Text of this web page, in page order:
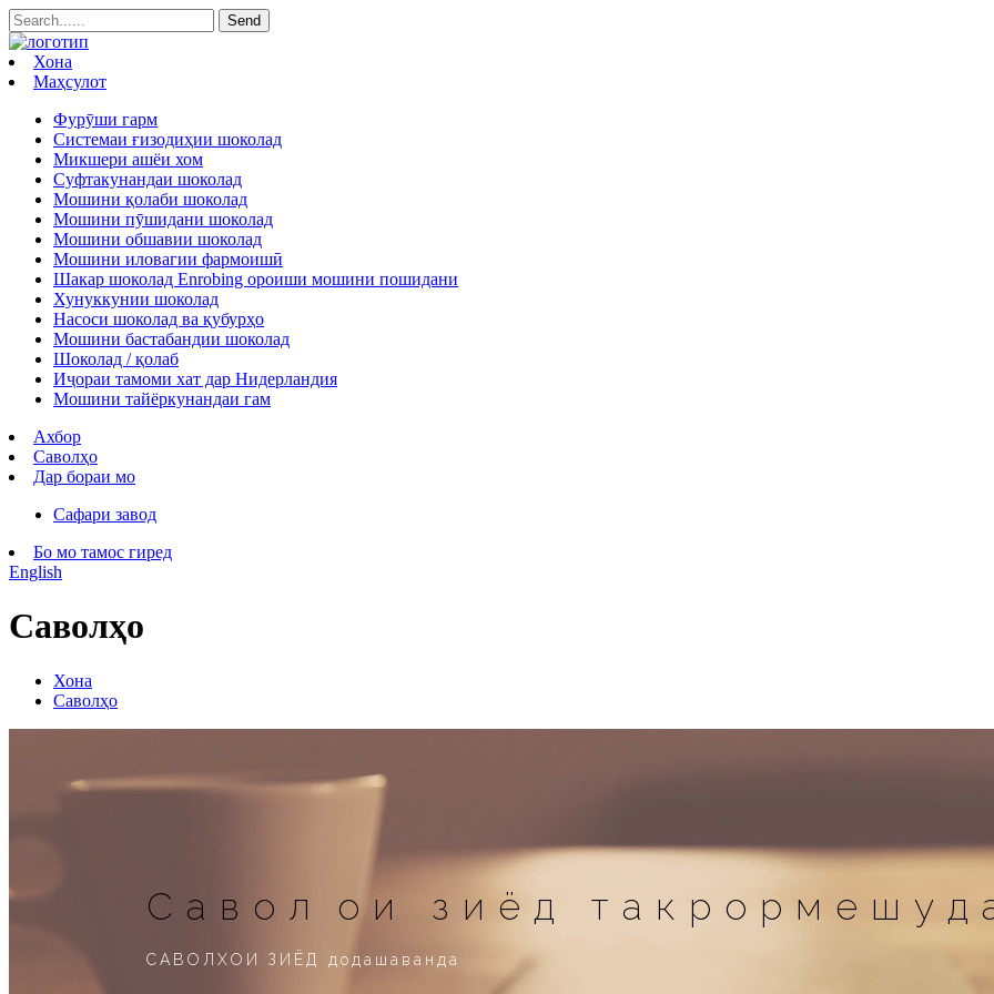
Хона
Маҳсулот
Фурӯши гарм
Системаи ғизодиҳии шоколад
Микшери ашёи хом
Суфтакунандаи шоколад
Мошини қолаби шоколад
Мошини пӯшидани шоколад
Мошини обшавии шоколад
Мошини иловагии фармоишӣ
Шакар шоколад Enrobing ороиши мошини пошидани
Хунуккунии шоколад
Насоси шоколад ва қубурҳо
Мошини бастабандии шоколад
Шоколад / қолаб
Иҷораи тамоми хат дар Нидерландия
Мошини тайёркунандаи гам
Ахбор
Саволҳо
Дар бораи мо
Сафари завод
Бо мо тамос гиред
English
Саволҳо
Хона
Саволҳо
Саволҳои зиёд
САВОЛХОИ ЗИЁД додашаванда